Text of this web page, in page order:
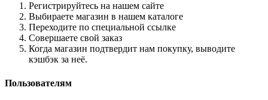
Регистрируйтесь на нашем сайте
Выбираете магазин в нашем каталоге
Переходите по специальной ссылке
Совершаете свой заказ
Когда магазин подтвердит нам покупку, выводите
кэшбэк за неё.
Пользователям